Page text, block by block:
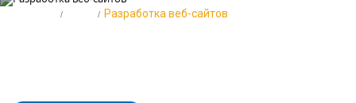
Разработка веб-сайтов